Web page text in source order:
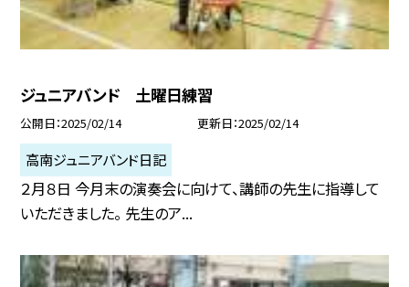
ジュニアバンド 土曜日練習
公開日 2025/02/14 更新日 2025/02/14
高南ジュニアバンド日記
２月８日 今月末の演奏会に向けて、講師の先生に指導して
いただきました。 先生のア...